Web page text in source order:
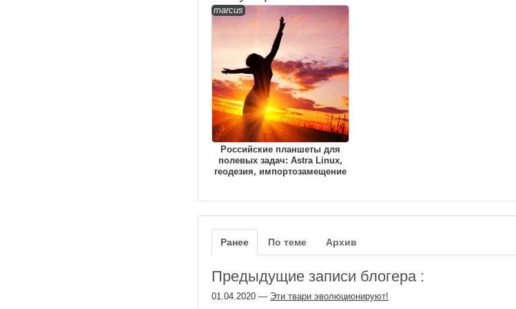
marcus
Российские планшеты для
полевых задач: Astra Linux,
геодезия, импортозамещение
Ранее По теме Архив
Предыдущие записи блогера :
01.04.2020 — Эти твари эволюционируют!